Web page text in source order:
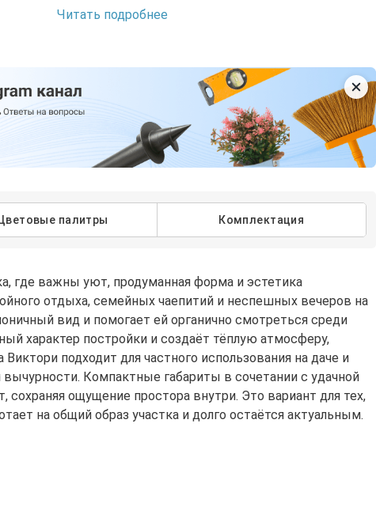
Читать подробнее
палитры Комплектация
где важны уют, продуманная форма и эстетика
отдыха, семейных чаепитий и неспешных вечеров на
вид и помогает ей органично смотреться среди
характер постройки и создаёт тёплую атмосферу,
подходит для частного использования на даче и
Компактные габариты в сочетании с удачной
ощущение простора внутри. Это вариант для тех,
на общий образ участка и долго остаётся актуальным.